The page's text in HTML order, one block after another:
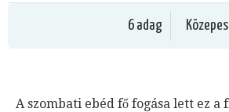
6 adag Közepes
A szombati ebéd fő fogása lett ez a